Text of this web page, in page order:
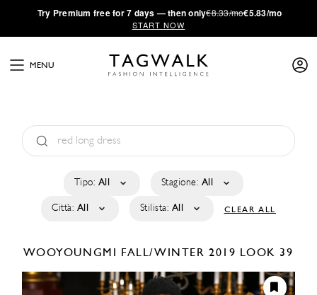
·Try Premium free for 7 days — then only€8.33/mo€5.83/mo
START NOW
MENU
Tipo: All Stagione: All
Città: All Stilista: All CLEAR ALL
WOOYOUNGMI FALL/WINTER 2019 LOOK 39